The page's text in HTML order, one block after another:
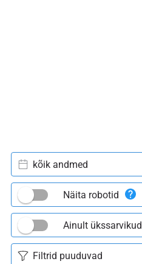
kõik andmed
Näita robotid
Ainult ükssarvikud